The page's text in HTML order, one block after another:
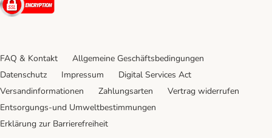
FAQ & Kontakt
Allgemeine Geschäftsbedingungen
Datenschutz
Impressum
Digital Services Act
Versandinformationen
Zahlungsarten
Vertrag widerrufen
Entsorgungs-und Umweltbestimmungen
Erklärung zur Barrierefreiheit